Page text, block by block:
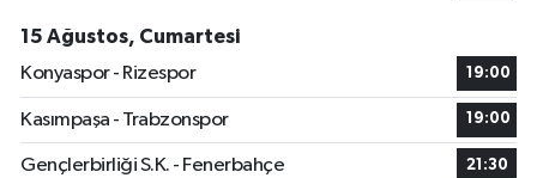
15 Ağustos, Cumartesi
Konyaspor - Rizespor
19:00
Kasımpaşa - Trabzonspor 19:00
Gençlerbirliği S.K. - Fenerbahçe 21:30